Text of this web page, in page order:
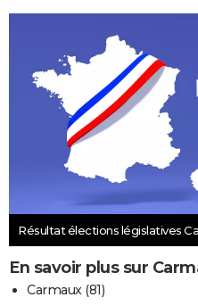
Résultat élections législatives
En savoir plus sur
Carmaux (81)